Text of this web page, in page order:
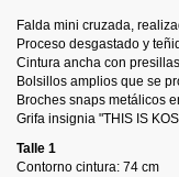
Falda mini cruzada,
Proceso desgastado y
Cintura ancha con
Bolsillos amplios que se
Broches snaps metálicos
Grifa insignia "THIS IS
Talle 1
Contorno cintura: 74 cm